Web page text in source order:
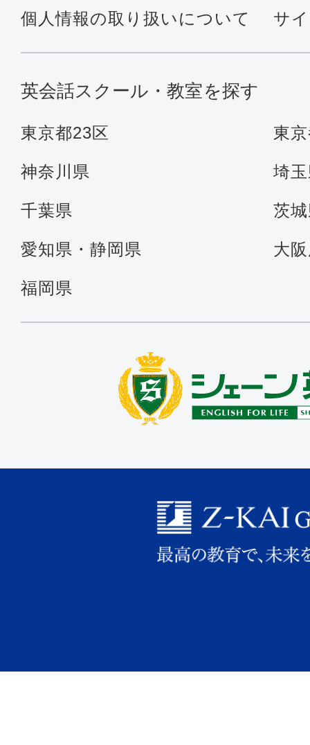
個人情報の取り扱いについて サ
英会話スクール・教室を探す
東京都23区 東
神奈川県 埼
千葉県 茨
愛知県・静岡県 大
福岡県